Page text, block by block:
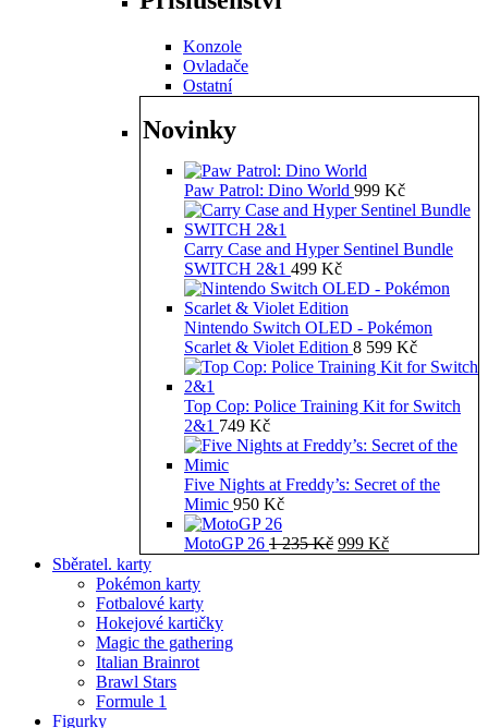
Konzole
Ovladače
Ostatní
Novinky
Paw Patrol: Dino World 999 Kč
Carry Case and Hyper Sentinel Bundle
SWITCH 2&1 499 Kč
Nintendo Switch OLED - Pokémon
Scarlet & Violet Edition 8 599 Kč
Top Cop: Police Training Kit for Switch
2&1 749 Kč
Five Nights at Freddy’s: Secret of the
Mimic 950 Kč
MotoGP 26 1 235Kč Původní
999 KčAktuální
Sběratel. karty
Pokémon karty
Fotbalové karty
Hokejové kartičky
Magic the gathering
Italian Brainrot
Brawl Stars
Formule 1
Figurky